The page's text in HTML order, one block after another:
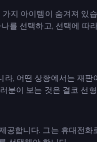
지 아이템이 숨겨져 있
를 선택하고, 선택에 따
, 어떤 상황에서는 재
분이 보는 것은 결코 선
공합니다. 그는 휴대전